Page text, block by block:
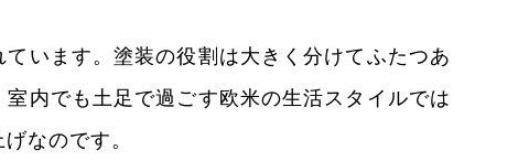
います。塗装の役割は大きく分けてふたつあ
内でも土足で過ごす欧米の生活スタイルでは
なのです。